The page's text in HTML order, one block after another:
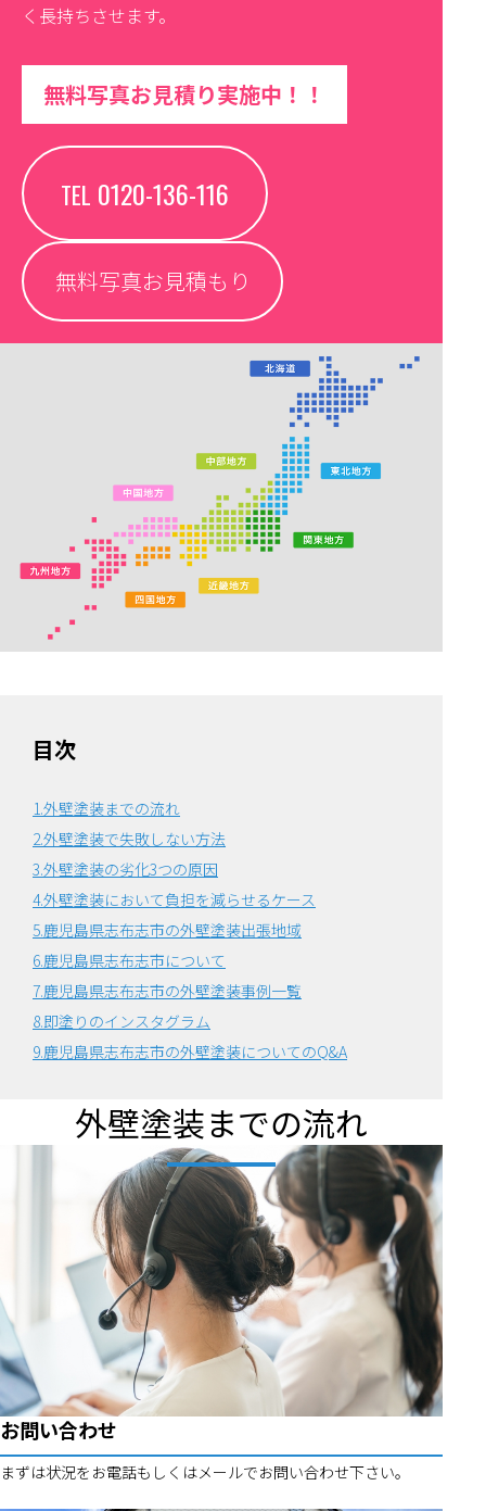
く長持ちさせます。
無料写真お見積り実施中！！
TEL 0120-136-116
無料写真お見積もり
目次
1.外壁塗装までの流れ
2.外壁塗装で失敗しない方法
3.外壁塗装の劣化3つの原因
4.外壁塗装において負担を減らせるケース
5.鹿児島県志布志市の外壁塗装出張地域
6.鹿児島県志布志市について
7.鹿児島県志布志市の外壁塗装事例一覧
8.即塗りのインスタグラム
9.鹿児島県志布志市の外壁塗装についてのQ&A
外壁塗装までの流れ
お問い合わせ
まずは状況をお電話もしくはメールでお問い合わせ下さい。